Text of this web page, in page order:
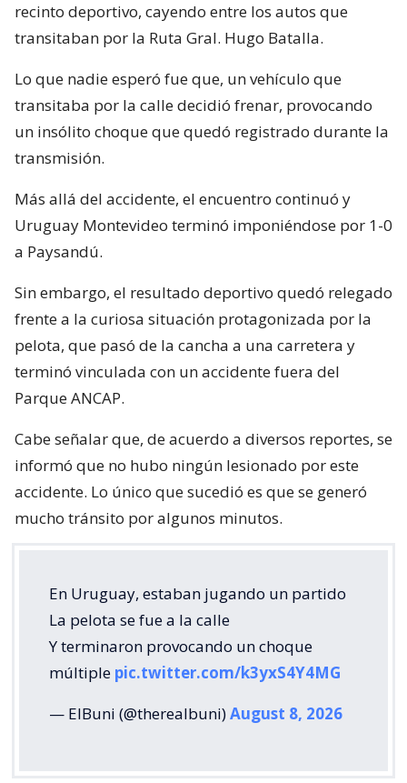
recinto deportivo, cayendo entre los autos que
transitaban por la Ruta Gral. Hugo Batalla.
Lo que nadie esperó fue que, un vehículo que
transitaba por la calle decidió frenar, provocando
un insólito choque que quedó registrado durante la
transmisión.
Más allá del accidente, el encuentro continuó y
Uruguay Montevideo terminó imponiéndose por 1-0
a Paysandú.
Sin embargo, el resultado deportivo quedó relegado
frente a la curiosa situación protagonizada por la
pelota, que pasó de la cancha a una carretera y
terminó vinculada con un accidente fuera del
Parque ANCAP.
Cabe señalar que, de acuerdo a diversos reportes, se
informó que no hubo ningún lesionado por este
accidente. Lo único que sucedió es que se generó
mucho tránsito por algunos minutos.
En Uruguay, estaban jugando un partido
La pelota se fue a la calle
Y terminaron provocando un choque
múltiple pic.twitter.com/k3yxS4Y4MG
— ElBuni (@therealbuni)August 8, 2026